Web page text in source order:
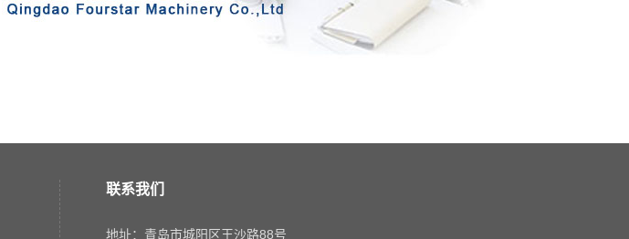
联系我们
地址：青岛市城阳区王沙路88号